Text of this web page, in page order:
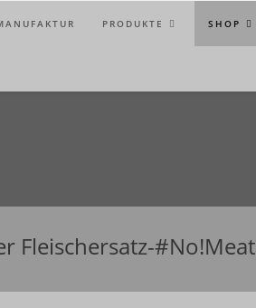
PRODUKTE SHOP
Fleischersatz-#No!Meat